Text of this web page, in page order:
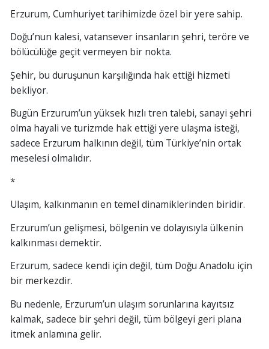
Erzurum, Cumhuriyet tarihimizde özel bir yere sahip.
Doğu’nun kalesi, vatansever insanların şehri, teröre ve
bölücülüğe geçit vermeyen bir nokta.
Şehir, bu duruşunun karşılığında hak ettiği hizmeti
bekliyor.
Bugün Erzurum’un yüksek hızlı tren talebi, sanayi şehri
olma hayali ve turizmde hak ettiği yere ulaşma isteği,
sadece Erzurum halkının değil, tüm Türkiye’nin ortak
meselesi olmalıdır.
*
Ulaşım, kalkınmanın en temel dinamiklerinden biridir.
Erzurum’un gelişmesi, bölgenin ve dolayısıyla ülkenin
kalkınması demektir.
Erzurum, sadece kendi için değil, tüm Doğu Anadolu için
bir merkezdir.
Bu nedenle, Erzurum’un ulaşım sorunlarına kayıtsız
kalmak, sadece bir şehri değil, tüm bölgeyi geri plana
itmek anlamına gelir.